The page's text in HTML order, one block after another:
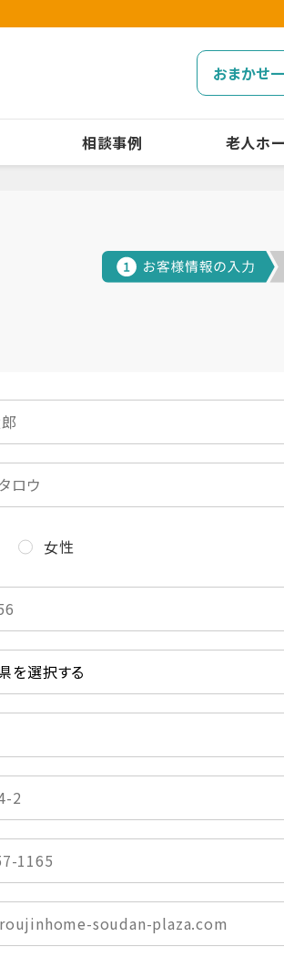
おまかせ
相談事例 老人ホ
女性